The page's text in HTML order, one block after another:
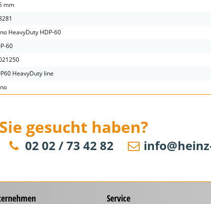
mm
HeavyDuty HDP-60
60
HeavyDuty line
gesucht haben?
02 02 / 73 42 82
Service